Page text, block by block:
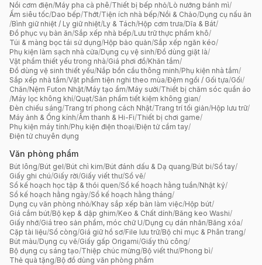
Nồi cơm điện/Máy pha cà phê/Thiết bị bếp nhỏ/Lò nướng bánh mì/
Ấm siêu tốc/Dao bếp/Thớt/Tiện ích nhà bếp/Nồi & Chảo/Dụng cụ nấu ăn
/Bình giữ nhiệt / Ly giữ nhiệt/Ly & Tách/Hộp cơm trưa/Dĩa & Bát/
Đồ phục vụ bàn ăn/Sắp xếp nhà bếp/Lưu trữ thực phẩm khô/
Túi & màng bọc tái sử dụng/Hộp bảo quản/Sắp xếp ngăn kéo/
Phụ kiện làm sạch nhà cửa/Dụng cụ vệ sinh/Đồ dùng giặt là/
Vật phẩm thiết yếu trong nhà/Giá phơi đồ/Khăn tắm/
Đồ dùng vệ sinh thiết yếu/Nắp bồn cầu thông minh/Phụ kiện nhà tắm/
Sắp xếp nhà tắm/Vật phẩm tiện nghi theo mùa/Đệm ngồi / Gối tựa/Gối/
Chăn/Nệm Futon Nhật/Máy tạo ẩm/Máy sưởi/Thiết bị chăm sóc quần áo
/Máy lọc không khí/Quạt/Sản phẩm tiết kiệm không gian/
Đèn chiếu sáng/Trang trí phong cách Nhật/Trang trí tối giản/Hộp lưu trữ/
Máy ảnh & Ống kính/Âm thanh & Hi-Fi/Thiết bị chơi game/
Phụ kiện máy tính/Phụ kiện điện thoại/Điện tử cầm tay/
Điện tử chuyên dụng
Văn phòng phẩm
Bút lông/Bút gel/Bút chì kim/Bút đánh dấu & Dạ quang/Bút bi/Sổ tay/
Giấy ghi chú/Giấy rời/Giấy viết thư/Sổ vẽ/
Sổ kế hoạch học tập & thói quen/Sổ kế hoạch hằng tuần/Nhật ký/
Sổ kế hoạch hằng ngày/Sổ kế hoạch hằng tháng/
Dụng cụ văn phòng nhỏ/Khay sắp xếp bàn làm việc/Hộp bút/
Giá cắm bút/Bộ kẹp & dập ghim/Keo & Chất dính/Băng keo Washi/
Giấy nhớ/Giá treo sản phẩm, móc chữ U/Dụng cụ dán nhãn/Băng xóa/
Cặp tài liệu/Sổ còng/Giá giữ hồ sơ/File lưu trữ/Bộ chỉ mục & Phân trang/
Bút màu/Dụng cụ vẽ/Giấy gấp Origami/Giấy thủ công/
Bộ dụng cụ sáng tạo/Thiệp chúc mừng/Bộ viết thư/Phong bì/
Thẻ quà tặng/Bộ đồ dùng văn phòng phẩm